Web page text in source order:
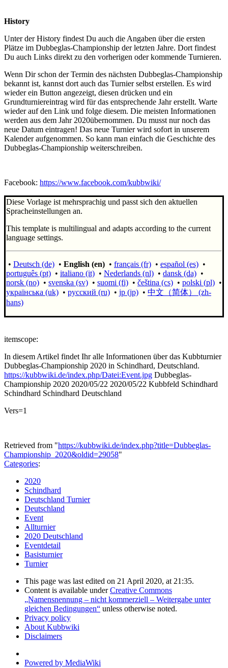
History
Unter der History findest Du auch die Angaben über die ersten
Plätze im Dubbeglas-Championship der letzten Jahre. Dort findest
Du auch Links direkt zu den vorherigen oder kommende Turnieren.
Wenn Dir schon der Termin des nächsten Dubbeglas-Championship
bekannt ist, kannst dort auch das Turnier selbst erstellen. Es wird
wieder ein Button angezeigt, diesen drücken und ein
Grundturniereintrag wird für das entsprechende Jahr erstellt. Warte
wieder auf den Link und folge diesem. Die meisten Informationen
werden aus dem Jahr 2020übernommen. Du musst nur noch das
neue Datum eintragen! Das neue Turnier wird sofort in unserem
Kalender aufgenommen. So kann man einfach die Geschichte des
Dubbeglas-Championship weiterschreiben.
Facebook: https://www.facebook.com/kubbwiki/
Diese Vorlage ist mehrsprachig und passt sich den aktuellen
Spracheinstellungen an.
This template is multilingual and adapts according to the current
language settings.
• Deutsch (de) • English (en) • français (fr) • español (es) •
português (pt) • italiano (it) • Nederlands (nl) • dansk (da) •
norsk (no) • svenska (sv) • suomi (fi) • čeština (cs) • polski (pl) •
українська (uk) • русский (ru) • jp (jp) • 中文（简体）‎ (zh-
hans)
itemscope:
In diesem Artikel findet Ihr alle Informationen über das Kubbturnier
Dubbeglas-Championship 2020 in Schindhard, Deutschland.
https://kubbwiki.de/index.php/Datei:Event.jpg Dubbeglas-
Championship 2020 2020/05/22 2020/05/22 Kubbfeld Schindhard
Schindhard Schindhard Deutschland
Vers=1
Retrieved from "https://kubbwiki.de/index.php?title=Dubbeglas-
Championship_2020&oldid=29058"
Categories:
2020
Schindhard
Deutschland Turnier
Deutschland
Event
Allturnier
2020 Deutschland
Eventdetail
Basisturnier
Turnier
This page was last edited on 21 April 2020, at 21:35.
Content is available underCreative Commons
„Namensnennung – nicht kommerziell – Weitergabe unter
gleichen Bedingungen“ unless otherwise noted.
Privacy policy
About Kubbwiki
Disclaimers
Powered by MediaWiki